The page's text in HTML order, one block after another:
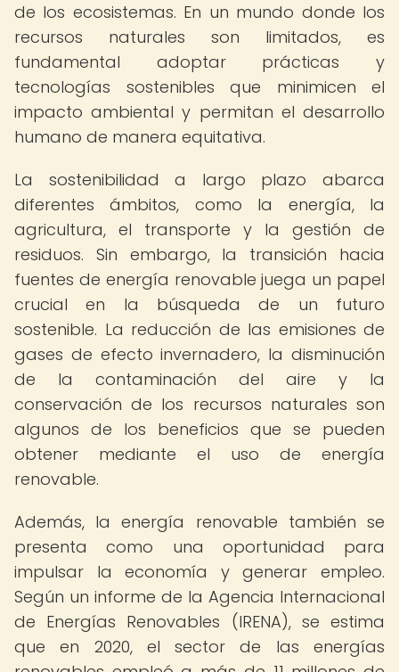
de los ecosistemas. En un mundo donde los
recursos naturales son limitados, es
fundamental adoptar prácticas y
tecnologías sostenibles que minimicen el
impacto ambiental y permitan el desarrollo
humano de manera equitativa.
La sostenibilidad a largo plazo abarca
diferentes ámbitos, como la energía, la
agricultura, el transporte y la gestión de
residuos. Sin embargo, la transición hacia
fuentes de energía renovable juega un papel
crucial en la búsqueda de un futuro
sostenible. La reducción de las emisiones de
gases de efecto invernadero, la disminución
de la contaminación del aire y la
conservación de los recursos naturales son
algunos de los beneficios que se pueden
obtener mediante el uso de energía
renovable.
Además, la energía renovable también se
presenta como una oportunidad para
impulsar la economía y generar empleo.
Según un informe de la Agencia Internacional
de Energías Renovables (IRENA), se estima
que en 2020, el sector de las energías